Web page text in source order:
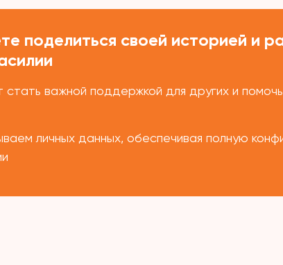
поделиться своей историей и
важной поддержкой для других и
личных данных, обеспечивая полную